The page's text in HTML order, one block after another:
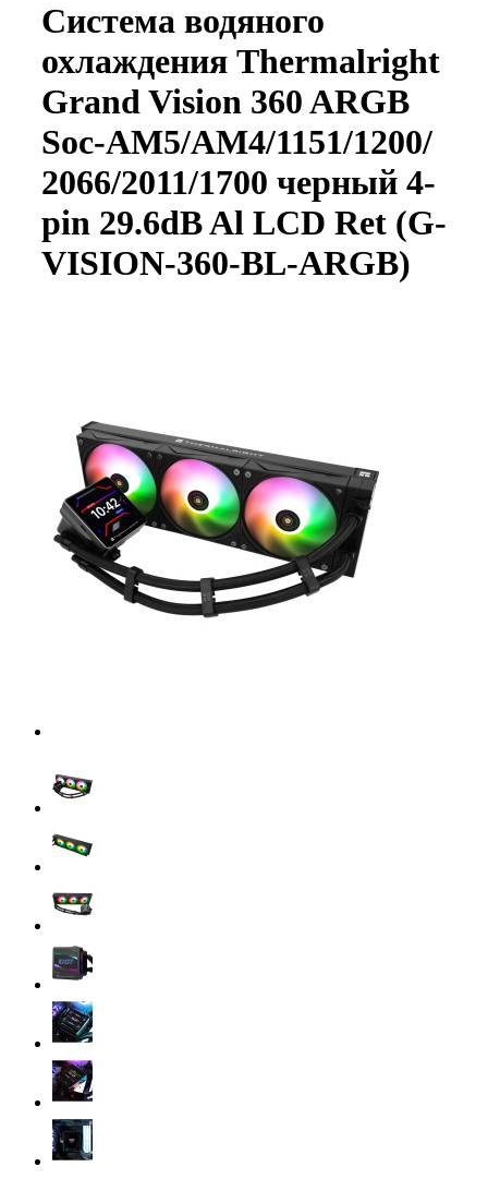
Система водяного
охлаждения Thermalright
Grand Vision 360 ARGB
Soc-AM5/AM4/1151/1200/
2066/2011/1700 черный 4-
pin 29.6dB Al LCD Ret (G-
VISION-360-BL-ARGB)